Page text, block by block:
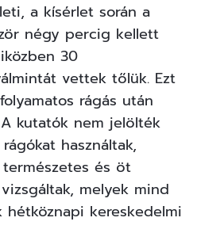
a kísérlet során a
négy percig kellett
30
vettek tőlük. Ezt
rágás után
kutatók nem jelölték
használtak,
és öt
melyek mind
hétköznapi kereskedelmi